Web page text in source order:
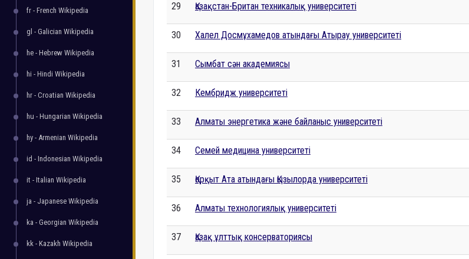
fr - French Wikipedia
gl - Galician Wikipedia
he - Hebrew Wikipedia
hi - Hindi Wikipedia
hr - Croatian Wikipedia
hu - Hungarian Wikipedia
hy - Armenian Wikipedia
id - Indonesian Wikipedia
it - Italian Wikipedia
ja - Japanese Wikipedia
ka - Georgian Wikipedia
kk - Kazakh Wikipedia
29 Қазақстан-Британ техникалық университеті
30 Халел Досмұхамедов атындағы Атырау университеті
31 Сымбат сән академиясы
32 Кембридж университеті
33 Алматы энергетика және байланыс университеті
34 Семей медицина университеті
35 Қорқыт Ата атындағы Қызылорда университеті
36 Алматы технологиялық университеті
37 Қазақ ұлттық консерваториясы